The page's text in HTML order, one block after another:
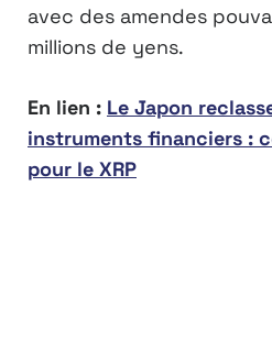
avec des amendes
millions de yens.
En lien : Le Japon
instruments financiers :
pour le XRP